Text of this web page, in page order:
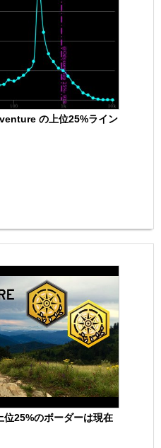
の上位25%ライン
25%のボーダーは現在